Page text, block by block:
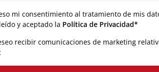
mi consentimiento al tratamiento de mis
y aceptado la Política de Privacidad*
recibir comunicaciones de marketing